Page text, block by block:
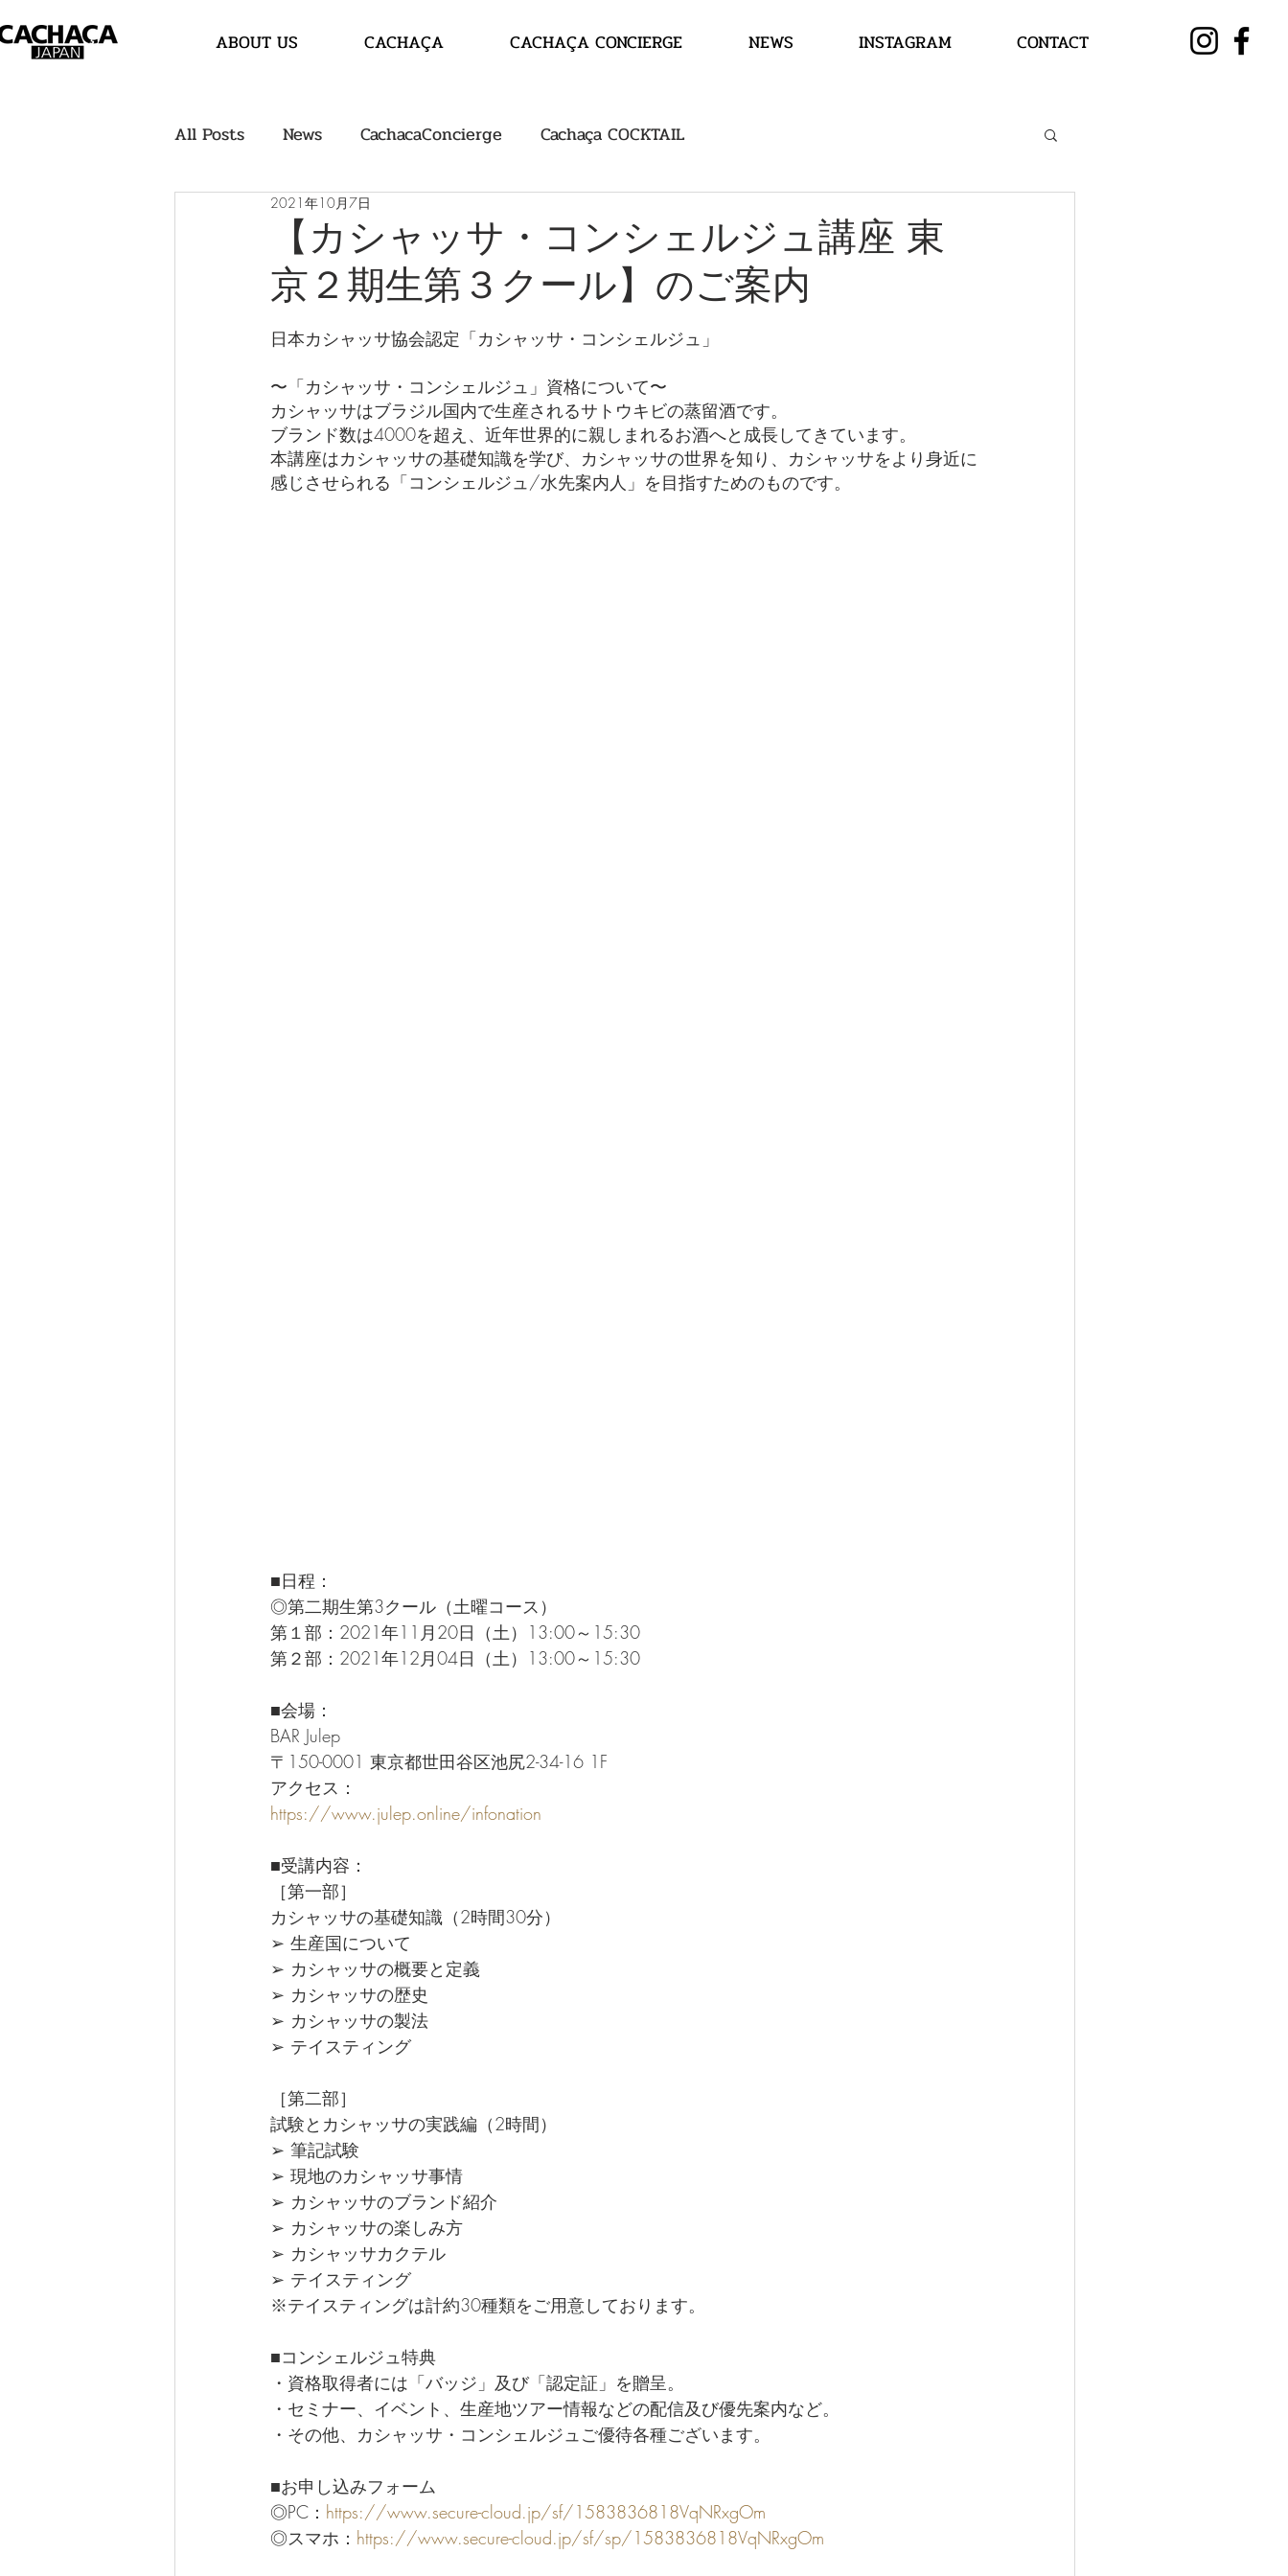
ABOUT US CACHAÇA CACHAÇA CONCIERGE NEWS INSTAGRAM CONTACT
All Posts News CachacaConcierge Cachaça COCKTAIL
【カシャッサ・コンシェルジュ講座 東
京２期生第３クール】のご案内
2021年10月7日
日本カシャッサ協会認定「カシャッサ・コンシェルジュ」
〜「カシャッサ・コンシェルジュ」資格について〜
カシャッサはブラジル国内で生産されるサトウキビの蒸留酒です。
ブランド数は4000を超え、近年世界的に親しまれるお酒へと成長してきています。
本講座はカシャッサの基礎知識を学び、カシャッサの世界を知り、カシャッサをより身近に
感じさせられる「コンシェルジュ/水先案内人」を目指すためのものです。
■日程：
◎第二期生第3クール（土曜コース）
第１部：2021年11月20日（土）13:00～15:30
第２部：2021年12月04日（土）13:00～15:30
■会場：
BAR Julep
〒150-0001 東京都世田谷区池尻2-34-16 1F
アクセス：
https://www.julep.online/infonation
■受講内容：
［第一部］
カシャッサの基礎知識（2時間30分）
➢ 生産国について
➢ カシャッサの概要と定義
➢ カシャッサの歴史
➢ カシャッサの製法
➢ テイスティング
［第二部］
試験とカシャッサの実践編（2時間）
➢ 筆記試験
➢ 現地のカシャッサ事情
➢ カシャッサのブランド紹介
➢ カシャッサの楽しみ方
➢ カシャッサカクテル
➢ テイスティング
※テイスティングは計約30種類をご用意しております。
■コンシェルジュ特典
・資格取得者には「バッジ」及び「認定証」を贈呈。
・セミナー、イベント、生産地ツアー情報などの配信及び優先案内など。
・その他、カシャッサ・コンシェルジュご優待各種ございます。
■お申し込みフォーム
◎PC： https://www.secure-cloud.jp/sf/1583836818VqNRxgOm
◎スマホ： https://www.secure-cloud.jp/sf/sp/1583836818VqNRxgOm